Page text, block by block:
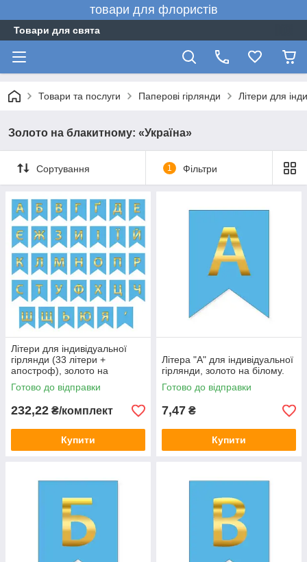
товари для флористів
Товари для свята
Товари та послуги Паперові гірлянди Літери для
Золото на блакитному: «Україна»
Сортування 1 Фільтри
Літери для індивідуальної
гірлянди (33 літери +
апостроф), золото на
блакитному
Готово до відправки
232,22 ₴/комплект
Купити
Літера "А" для індивідуальної
гірлянди, золото на білому.
Готово до відправки
7,47 ₴
Купити